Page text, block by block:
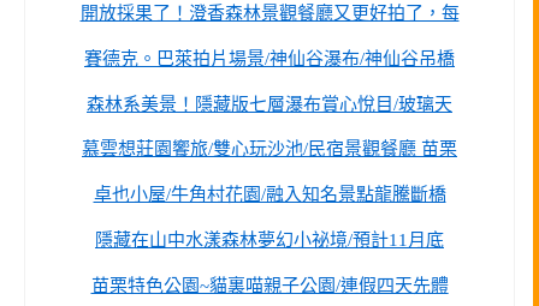
開放採果了！澄香森林景觀餐廳又更好拍了，每
賽德克。巴萊拍片場景/神仙谷瀑布/神仙谷吊橋
森林系美景！隱藏版七層瀑布賞心悅目/玻璃天
慕雲想莊園饗旅/雙心玩沙池/民宿景觀餐廳 苗栗
卓也小屋/牛角村花園/融入知名景點龍騰斷橋
隱藏在山中水漾森林夢幻小祕境/預計11月底
苗栗特色公園~貓裏喵親子公園/連假四天先體